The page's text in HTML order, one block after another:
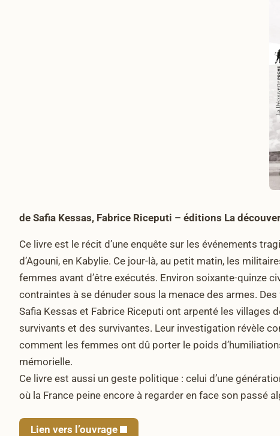
de Safia Kessas, Fabrice Riceputi – éditions La
Ce livre est le récit d’une enquête sur les événements
d’Agouni, en Kabylie. Ce jour-là, au petit matin, les
femmes avant d’être exécutés. Environ soixante-quinze
contraintes à se dénuder sous la menace des armes.
Safia Kessas et Fabrice Riceputi ont arpenté les
survivants et des survivantes. Leur investigation révèle
comment les femmes ont dû porter le poids
mémorielle.
Ce livre est aussi un geste politique : celui d’une
où la France peine encore à regarder en face son passé
Lien vers l’ouvrage